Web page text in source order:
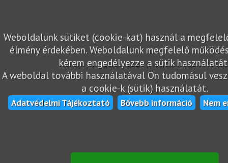
Weboldalunk sütiket (cookie-kat) használ a
élmény érdekében. Weboldalunk megfelelő
kérem engedélyezze a sütik
A weboldal további használatával Ön tudomásul
a cookie-k (sütik) használatát.
Adatvédelmi Tájékoztató Bővebb információ Nem